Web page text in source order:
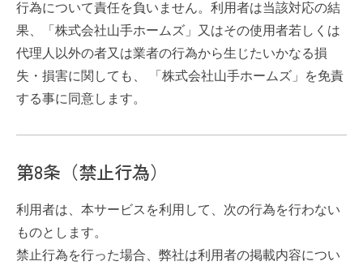
行為について責任を負いません。利用者は当該対応の結
果、「株式会社山手ホームズ」又はその使用者若しくは
代理人以外の者又は業者の行為から生じたいかなる損
失・損害に関しても、 「株式会社山手ホームズ」を免責
する事に同意します。
第8条（禁止行為）
利用者は、本サービスを利用して、次の行為を行わない
ものとします。
禁止行為を行った場合、弊社は利用者の掲載内容につい